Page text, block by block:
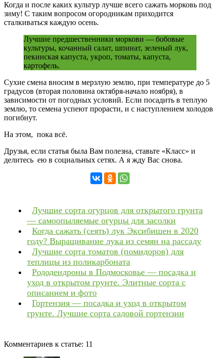
Когда и после каких культур лучше всего сажать морковь под
зиму! С таким вопросом огородникам приходится
сталкиваться каждую осень.
Лучшие предшественники моркови — бобовые
культуры, кочанный салат, шпинат, зеленый лук,
пекинская капуста, укроп, томаты, капуста,
картофель.
Сухие смена вносим в мерзлую землю, при температуре до 5
градусов (вторая половина октября-начало ноября), в
зависимости от погодных условий. Если посадить в теплую
землю, то семена успеют прорасти, и с наступлением холодов
погибнут.
На этом, пока всё.
Друзья, если статья была Вам полезна, ставьте «Класс» и
делитесь ею в социальных сетях. А я жду Вас снова.
Лучшие сорта огурцов для открытого грунта
— самоопыляемые огурцы для засолки
Когда сажать (сеять) лук Эксибишен в 2020
году? Выращивание лука из семян на рассаду
Лучшие сорта томатов (помидоров) для
теплицы из поликарбоната
Рододендроны в Подмосковье — посадка и
уход в открытом грунте. Элитные сорта с
описанием и фото
Гортензия — посадка и уход в открытом
грунте. Лучшие сорта садовой гортензии
Комментариев к статье: 11